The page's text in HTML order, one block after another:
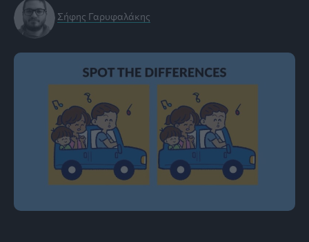
Σήφης Γαρυφαλάκης